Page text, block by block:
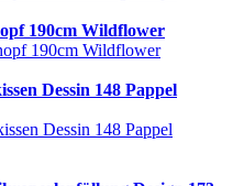
190cm Wildflower
Dessin 148 Pappel